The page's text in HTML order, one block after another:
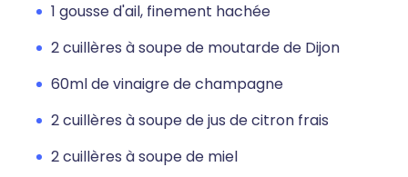
1 gousse d'ail, finement hachée
2 cuillères à soupe de moutarde de Dijon
60ml de vinaigre de champagne
2 cuillères à soupe de jus de citron frais
2 cuillères à soupe de miel